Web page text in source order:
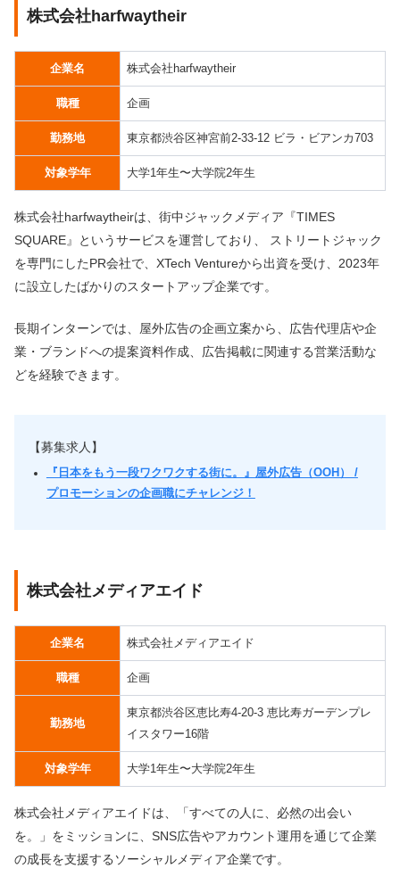
株式会社harfwaytheir
企業名 株式会社harfwaytheir
職種 企画
勤務地 東京都渋谷区神宮前2-33-12 ビラ・ビアンカ703
対象学年 大学1年生〜大学院2年生
株式会社harfwaytheirは、街中ジャックメディア『TIMES
SQUARE』というサービスを運営しており、 ストリートジャック
を専門にしたPR会社で、XTech Ventureから出資を受け、2023年
に設立したばかりのスタートアップ企業です。
長期インターンでは、屋外広告の企画立案から、広告代理店や企
業・ブランドへの提案資料作成、広告掲載に関連する営業活動な
どを経験できます。
【募集求人】
『日本をもう一段ワクワクする街に。』屋外広告（OOH） /
プロモーションの企画職にチャレンジ！
株式会社メディアエイド
企業名 株式会社メディアエイド
職種 企画
勤務地
東京都渋谷区恵比寿4-20-3 恵比寿ガーデンプレ
イスタワー16階
対象学年 大学1年生〜大学院2年生
株式会社メディアエイドは、「すべての人に、必然の出会い
を。」をミッションに、SNS広告やアカウント運用を通じて企業
の成長を支援するソーシャルメディア企業です。